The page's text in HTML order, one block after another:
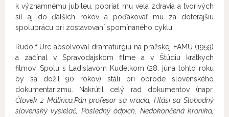
k významnému jubileu, popriať mu veľa zdravia a tvorivých
síl aj do ďalších rokov a poďakovať mu za doterajšiu
spoluprácu pri zostavovaní spomínaného cyklu.
Rudolf Urc absolvoval dramaturgiu na pražskej FAMU (1959)
a začínal v Spravodajskom filme a v Štúdiu krátkych
filmov. Spolu s Ladislavom Kudelkom (28. júna tohto roku
by sa dožil 90 rokov) stáli pri obrode slovenského
dokumentarizmu. Nakrútil celý rad dokumentov (napr.
Človek z Málinca,Pán profesor sa vracia, Hlási sa Slobodný
slovenský vysielač, Posledný odpich, Nedokončená kronika,